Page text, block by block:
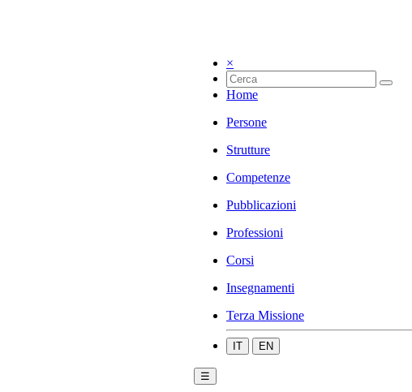
×
Home
Persone
Strutture
Competenze
Pubblicazioni
Professioni
Corsi
Insegnamenti
Terza Missione
IT EN
☰